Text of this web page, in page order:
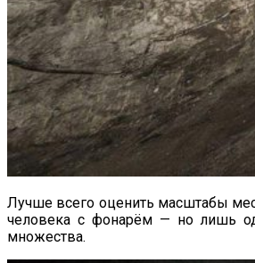
Лучше всего оценить масштабы
человека с фонарём — но лишь
множества.